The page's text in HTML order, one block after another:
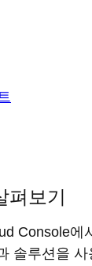
보기
Console에
솔루션을